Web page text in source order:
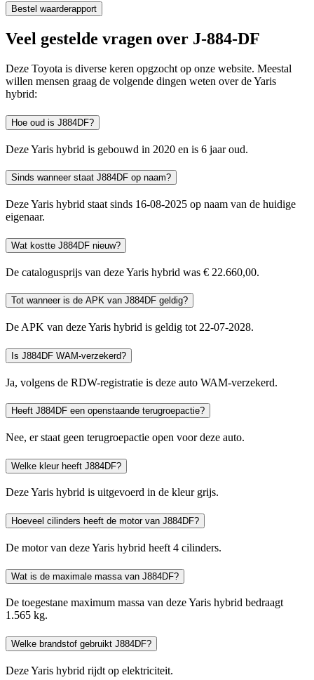
Bestel waarderapport
Veel gestelde vragen over J-884-DF
Deze Toyota is diverse keren opgzocht op onze website. Meestal
willen mensen graag de volgende dingen weten over de Yaris
hybrid:
Hoe oud is J884DF?
Deze Yaris hybrid is gebouwd in 2020 en is 6 jaar oud.
Sinds wanneer staat J884DF op naam?
Deze Yaris hybrid staat sinds 16-08-2025 op naam van de huidige
eigenaar.
Wat kostte J884DF nieuw?
De catalogusprijs van deze Yaris hybrid was € 22.660,00.
Tot wanneer is de APK van J884DF geldig?
De APK van deze Yaris hybrid is geldig tot 22-07-2028.
Is J884DF WAM-verzekerd?
Ja, volgens de RDW-registratie is deze auto WAM-verzekerd.
Heeft J884DF een openstaande terugroepactie?
Nee, er staat geen terugroepactie open voor deze auto.
Welke kleur heeft J884DF?
Deze Yaris hybrid is uitgevoerd in de kleur grijs.
Hoeveel cilinders heeft de motor van J884DF?
De motor van deze Yaris hybrid heeft 4 cilinders.
Wat is de maximale massa van J884DF?
De toegestane maximum massa van deze Yaris hybrid bedraagt
1.565 kg.
Welke brandstof gebruikt J884DF?
Deze Yaris hybrid rijdt op elektriciteit.